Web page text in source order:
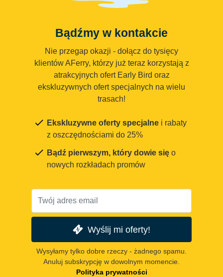
Bądźmy w kontakcie
Nie przegap okazji - dołącz do tysięcy
klientów AFerry, którzy już teraz korzystają z
atrakcyjnych ofert Early Bird oraz
ekskluzywnych ofert specjalnych na wielu
trasach!
Ekskluzywne oferty specjalne i rabaty
z oszczędnościami do 25%
Bądź pierwszym, który dowie się o
nowych rozkładach promów
Wyślij mi oferty!
Wysyłamy tylko dobre rzeczy - żadnego spamu.
Anuluj subskrypcję w dowolnym momencie.
Polityka prywatności